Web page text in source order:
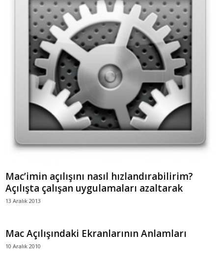
Mac’imin açılışını nasıl hızlandırabilirim?
Açılışta çalışan uygulamaları azaltarak
13 Aralık 2013
Mac Açılışındaki Ekranlarının Anlamları
10 Aralık 2010